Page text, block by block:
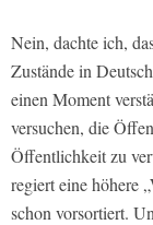
Nein, dachte ich,
Zustände in
einen Moment
versuchen, die
Öffentlichkeit zu
regiert eine höhere
schon vorsortiert.